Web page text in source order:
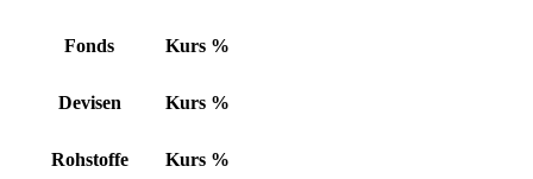
Fonds Kurs %
Devisen Kurs %
Rohstoffe Kurs %